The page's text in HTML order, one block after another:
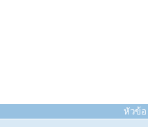
หัวข้อ